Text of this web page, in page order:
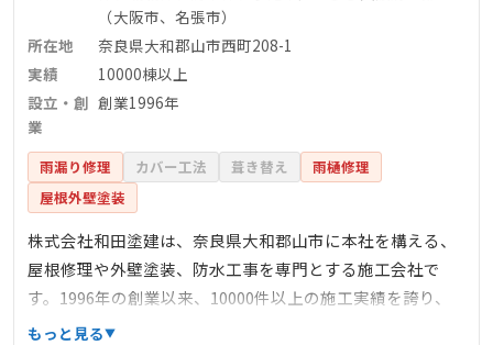
（大阪市、名張市）
所在地
奈良県大和郡山市西町208-1
実績
10000棟以上
設立・創
業
創業1996年
雨漏り修理 カバー工法 葺き替え
雨樋修理
屋根外壁塗装
株式会社和田塗建は、奈良県大和郡山市に本社を構える、
屋根修理や外壁塗装、防水工事を専門とする施工会社で
す。1996年の創業以来、10000件以上の施工実績を誇り、
完全自社施工による高品質なサービスを提供しています。
もっと見る